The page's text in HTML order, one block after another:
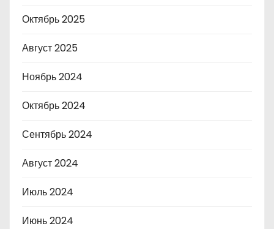
Октябрь 2025
Август 2025
Ноябрь 2024
Октябрь 2024
Сентябрь 2024
Август 2024
Июль 2024
Июнь 2024